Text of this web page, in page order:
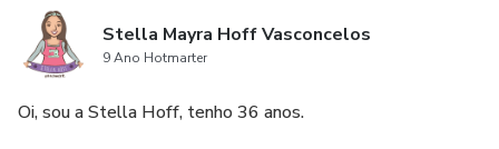
Stella Mayra Hoff Vasconcelos
9 Ano Hotmarter
Oi, sou a Stella Hoff, tenho 36 anos.